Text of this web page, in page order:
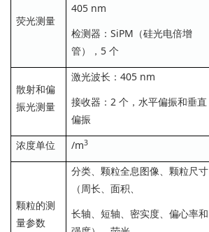
荧光测量
405 nm
检测器：SiPM（硅光电倍增
管），5 个
散射和偏
振光测量
激光波长：405 nm
接收器：2 个，水平偏振和垂直
偏振
浓度单位
/m3
颗粒的测
量参数
分类、颗粒全息图像、颗粒尺寸
（周长、面积、
长轴、短轴、密实度、偏心率和